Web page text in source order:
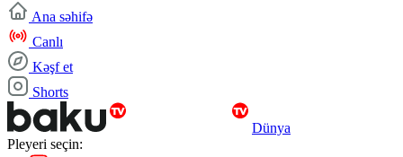
Ana səhifə
Canlı
Kəşf et
Shorts
Dünya
Pleyeri seçin: